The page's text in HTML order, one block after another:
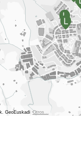
GeoEuskadi Otros...